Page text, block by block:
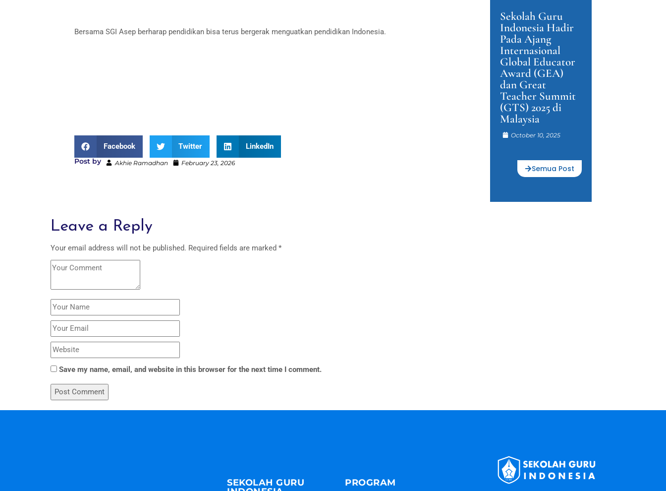
Bersama SGI Asep berharap pendidikan bisa terus bergerak menguatkan pendidikan Indonesia.
Facebook Twitter
LinkedIn
Post by
Akhie Ramadhan February 23, 2026
Sekolah Guru
Indonesia Hadir
Pada Ajang
Internasional
Global Educator
Award (GEA)
dan Great
Teacher Summit
(GTS) 2025 di
Malaysia
October 10, 2025
Semua Post
Leave a Reply
Your email address will not be published. Required fields are marked *
Save my name, email, and website in this browser for the next time I comment.
SEKOLAH GURU
PROGRAM